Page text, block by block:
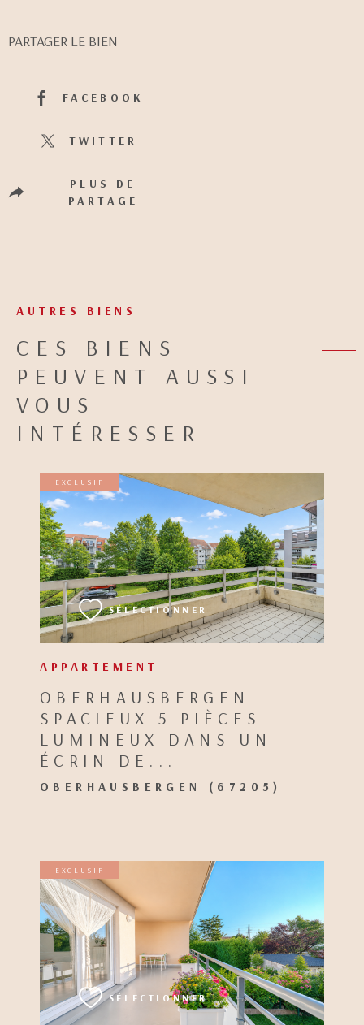
PARTAGER LE BIEN
FACEBOOK
TWITTER
PLUS DE
PARTAGE
AUTRES BIENS
CES BIENS
PEUVENT AUSSI
VOUS
INTÉRESSER
APPARTEMENT
OBERHAUSBERGEN
SPACIEUX 5 PIÈCES
LUMINEUX DANS UN
ÉCRIN DE...
OBERHAUSBERGEN (67205)
EXCLUSIF
SÉLECTIONNER
VOIR LE BIEN
EXCLUSIF
SÉLECTIONNER
VOIR LE BIEN